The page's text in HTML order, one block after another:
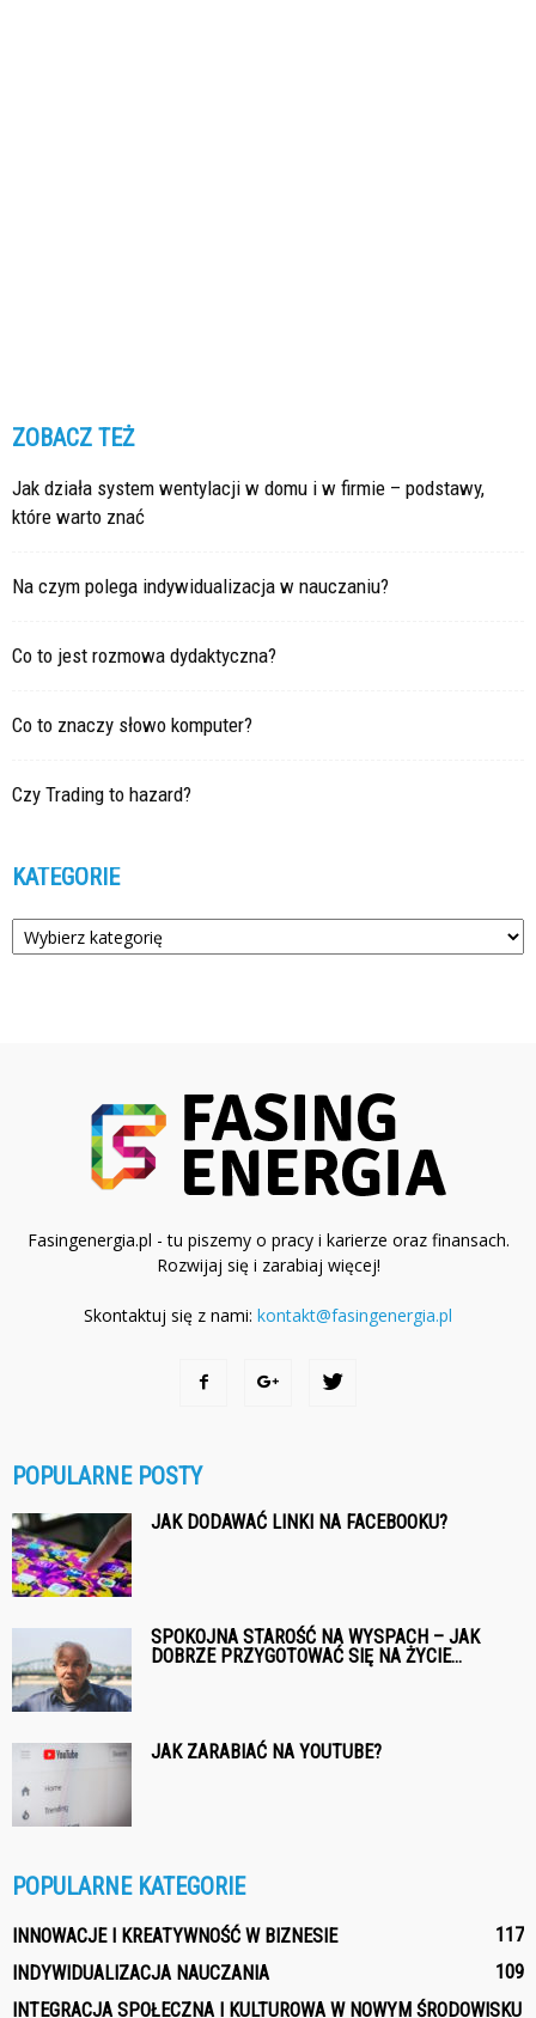
ZOBACZ TEŻ
Jak działa system wentylacji w domu i w firmie – podstawy,
które warto znać
Na czym polega indywidualizacja w nauczaniu?
Co to jest rozmowa dydaktyczna?
Co to znaczy słowo komputer?
Czy Trading to hazard?
KATEGORIE
Kategorie
Fasingenergia.pl - tu piszemy o pracy i karierze oraz finansach.
Rozwijaj się i zarabiaj więcej!
Skontaktuj się z nami: kontakt@fasingenergia.pl
POPULARNE POSTY
JAK DODAWAĆ LINKI NA FACEBOOKU?
SPOKOJNA STAROŚĆ NA WYSPACH – JAK
DOBRZE PRZYGOTOWAĆ SIĘ NA ŻYCIE...
JAK ZARABIAĆ NA YOUTUBE?
POPULARNE KATEGORIE
INNOWACJE I KREATYWNOŚĆ W BIZNESIE
117
INDYWIDUALIZACJA NAUCZANIA
109
INTEGRACJA SPOŁECZNA I KULTUROWA W NOWYM ŚRODOWISKU